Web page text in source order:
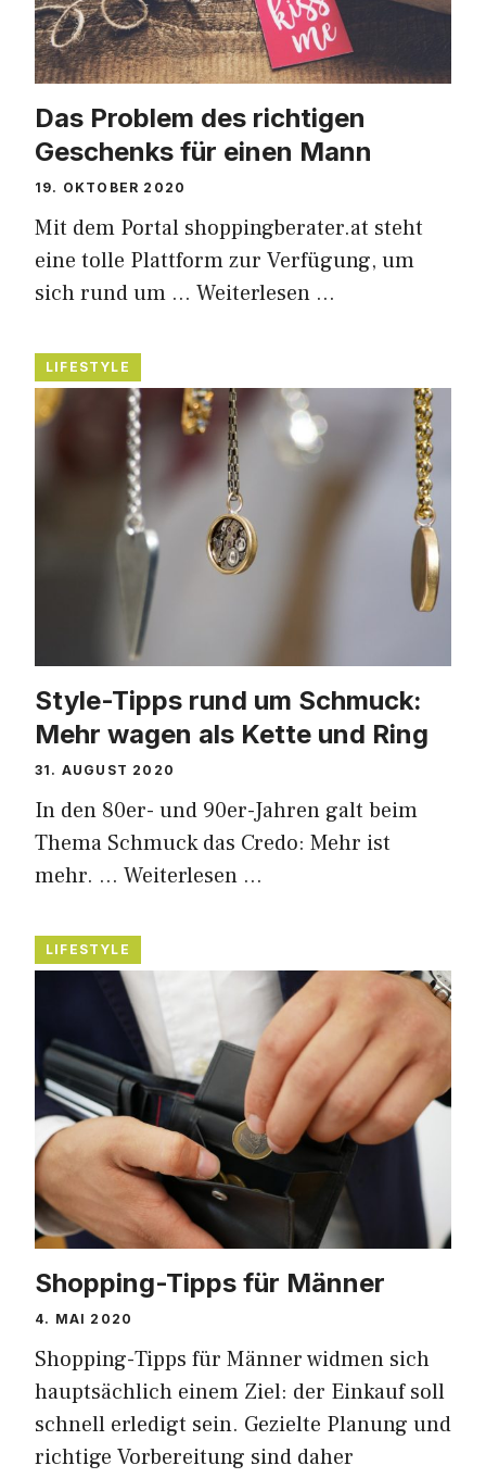
Das Problem des richtigen
Geschenks für einen Mann
19. OKTOBER 2020
Mit dem Portal shoppingberater.at steht
eine tolle Plattform zur Verfügung, um
sich rund um … Weiterlesen …
LIFESTYLE
Style-Tipps rund um Schmuck:
Mehr wagen als Kette und Ring
31. AUGUST 2020
In den 80er- und 90er-Jahren galt beim
Thema Schmuck das Credo: Mehr ist
mehr. … Weiterlesen …
LIFESTYLE
Shopping-Tipps für Männer
4. MAI 2020
Shopping-Tipps für Männer widmen sich
hauptsächlich einem Ziel: der Einkauf soll
schnell erledigt sein. Gezielte Planung und
richtige Vorbereitung sind daher